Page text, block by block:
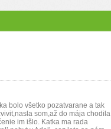
bolo všetko pozatvarane a tak
som,až do mája chodila
im išlo. Katka ma rada